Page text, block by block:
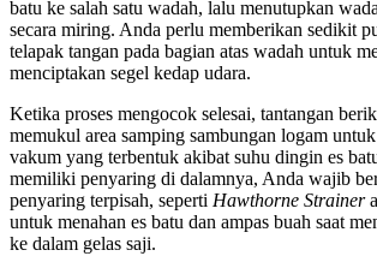
batu ke salah satu wadah, lalu menutupkan
secara miring. Anda perlu memberikan sedikit
telapak tangan pada bagian atas wadah untuk
menciptakan segel kedap udara.
Ketika proses mengocok selesai, tantangan
memukul area samping sambungan logam
vakum yang terbentuk akibat suhu dingin es
memiliki penyaring di dalamnya, Anda wajib
penyaring terpisah, seperti Hawthorne Strainer
untuk menahan es batu dan ampas buah saat
ke dalam gelas saji.